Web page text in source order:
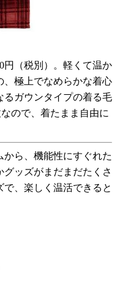
円（税別）。軽くて温か
、極上でなめらかな着心
るガウンタイプの着る毛
ので、着たまま自由に
から、機能性にすぐれた
ッズがまだまだたくさ
、楽しく温活できると